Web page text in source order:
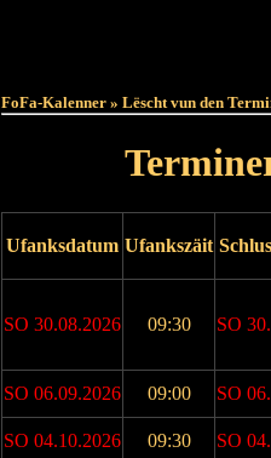
FoFa-Kalenner » Lëscht vun den
Ufanksdatum Ufankszäit
SO 30.08.2026 09:30 SO
SO 06.09.2026 09:00 SO
SO 04.10.2026 09:30 SO